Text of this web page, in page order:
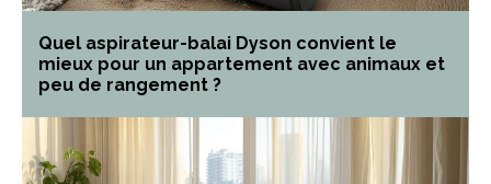
Quel aspirateur-balai Dyson convient le
mieux pour un appartement avec animaux et
peu de rangement ?